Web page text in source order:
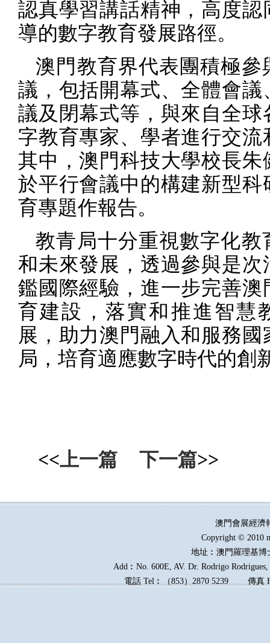
認真學習講話精神，高度認
導的數字教育發展路徑。
澳門教育界代表團積極參
議，包括開幕式、全體會議
議及閉幕式等，與來自全球
字教育專家、學者進行交流
其中，澳門科技大學校長朱
於平行會議中的構建新型科
育專題作報告。
教青局十分重視數字化教
和未來發展，透過參與是次
鑑國際經驗，進一步完善澳
育建設，落實和推進智慧
展，助力澳門融入和服務國
局，培育適應數字時代的創
<<上一篇 下一篇>>
澳門會展經
Copyright © 2010
地址︰澳門羅理基博
Add︰No. 600E, AV. Dr. Rodrigo
電話 Tel︰（853）2870 5239傳真